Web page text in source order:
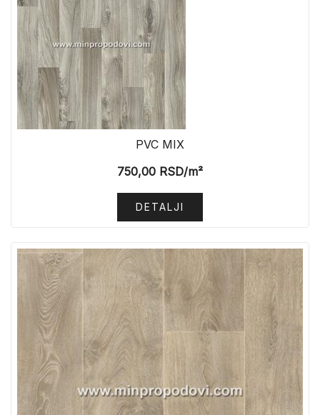
PVC MIX
750,00 RSD/m²
DETALJI